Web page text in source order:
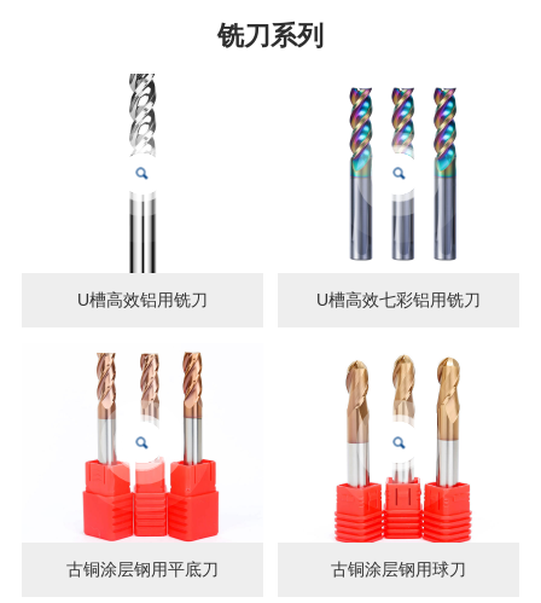
铣刀系列
U槽高效铝用铣刀 U槽高效七彩铝用铣刀
古铜涂层钢用平底刀 古铜涂层钢用球刀